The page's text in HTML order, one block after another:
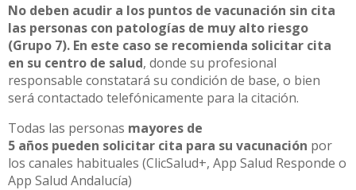
No deben acudir a los puntos de vacunación sin cita
las personas con patologías de muy alto riesgo
(Grupo 7). En este caso se recomienda solicitar cita
en su centro de salud, donde su profesional
responsable constatará su condición de base, o bien
será contactado telefónicamente para la citación.
Todas las personas mayores de
5 años pueden solicitar cita para su vacunación por
los canales habituales (ClicSalud+, App Salud Responde o
App Salud Andalucía)